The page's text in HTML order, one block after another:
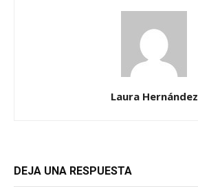
Laura Hernández
DEJA UNA RESPUESTA